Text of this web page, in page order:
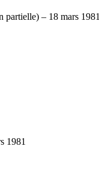
partielle) – 18 mars 1981
1981